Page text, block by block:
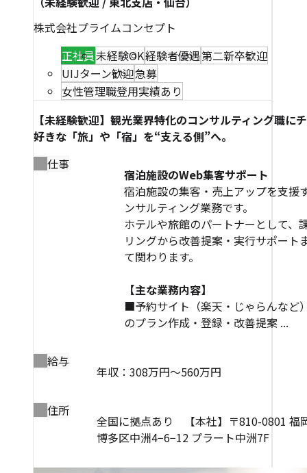
株式会社プライムコンセプト
正社員未経験OK経験者優遇第二新卒歓迎
UIJターン歓迎急募
女性管理職登用実績あり
【未経験歓迎】観光業界特化のコンサルティング職に
好きな「旅」や「宿」を“支える側”へ。
仕事
宿泊施設のWeb集客サポート
宿泊施設の集客・売上アップを支援
ンサルティング業務です。
ホテルや旅館のパートナーとして、
リングから改善提案・実行サポート
て関わります。
【主な業務内容】
■予約サイト（楽天・じゃらんなど
のプラン作成・登録・改善提案 ...
給与
年収：308万円～560万円
住所
全国に拠点あり 【本社】〒810-0801 福
博多区中洲4−6−12 プラート中洲7F